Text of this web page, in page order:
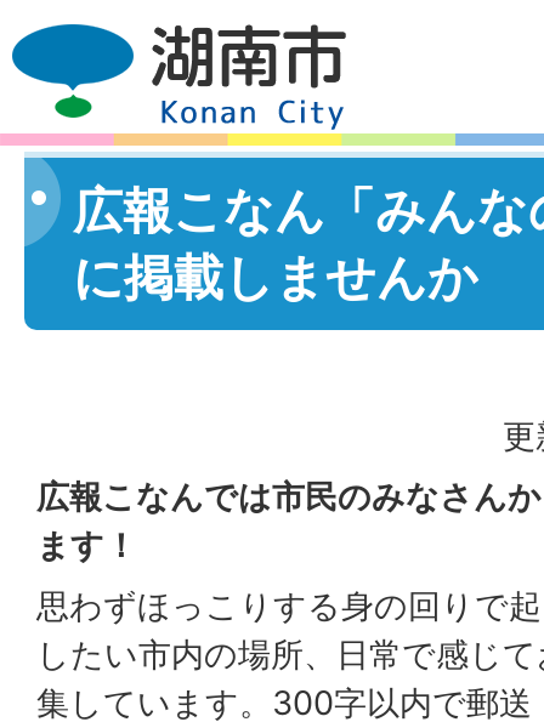
広報こなん「みん
に掲載しませんか
広報こなんでは市民のみなさん
ます！
思わずほっこりする身の回りで
したい市内の場所、日常で感じ
集しています。300字以内で郵